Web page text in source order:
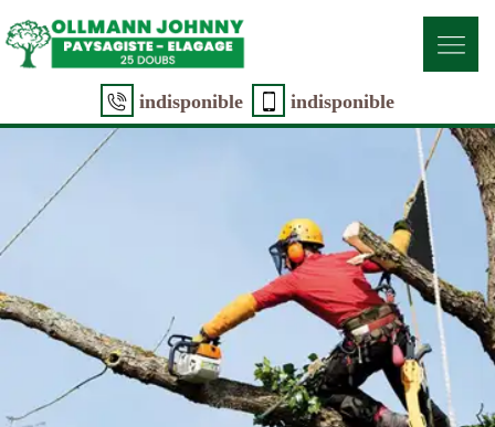
indisponible indisponible